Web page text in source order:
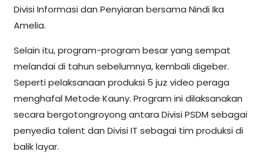
Divisi Informasi dan Penyiaran bersama Nindi Ika
Amelia.
Selain itu, program-program besar yang sempat
melandai di tahun sebelumnya, kembali digeber.
Seperti pelaksanaan produksi 5 juz video peraga
menghafal Metode Kauny. Program ini dilaksanakan
secara bergotongroyong antara Divisi PSDM sebagai
penyedia talent dan Divisi IT sebagai tim produksi di
balik layar.